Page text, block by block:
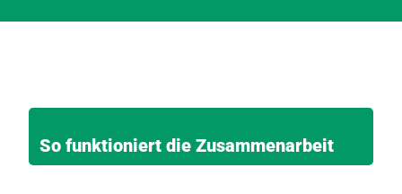
So funktioniert die Zusammenarbeit